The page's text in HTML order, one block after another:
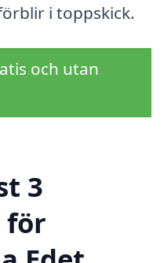
i toppskick.
och utan
3
för